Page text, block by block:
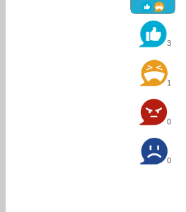
3
1
0
0